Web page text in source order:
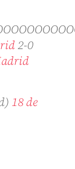
2-0
18 de